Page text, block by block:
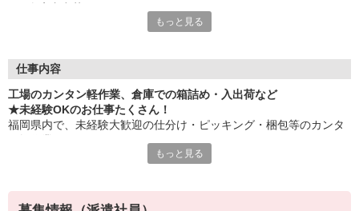
≪性別問わずご活躍中！≫
車通勤・バイク通勤OKも多数あり！「交通費支給OK！」
自宅から通いやすいお仕事お探しの方もぜひご登録下さい☆
勤務実績に応じて給与の一部を給料日前にお支払いOK
※原則月払いでの給与支払です。
もっと見る
仕事内容
工場のカンタン軽作業、倉庫での箱詰め・入出荷など
★未経験OKのお仕事たくさん！
福岡県内で、未経験大歓迎の仕分け・ピッキング・梱包等のカンタ
もっと見る